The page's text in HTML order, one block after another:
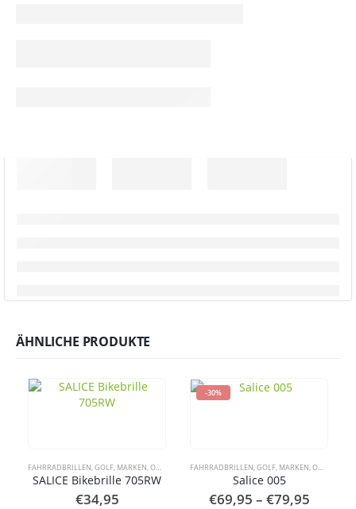
ÄHNLICHE PRODUKTE
FAHRRADBRILLEN,GOLF, MARKEN,OUTDOOR RADSPORT,RUNNING,SALICE,SPORTBRILLEN
SALICE Bikebrille 705RW
€34,95
-30%
FAHRRADBRILLEN,GOLF, MARKEN,OUTDOOR
Salice 005
€69,95 – €79,95